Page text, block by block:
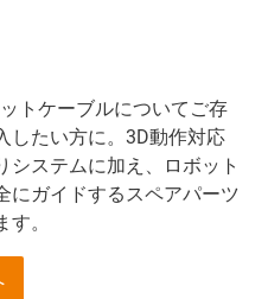
トケーブルについてご存
したい方に。3D動作対応
システムに加え、ロボット
にガイドするスペアパーツ
。